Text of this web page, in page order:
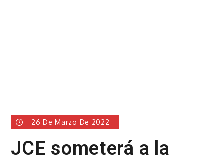
26 De Marzo De 2022
JCE someterá a la